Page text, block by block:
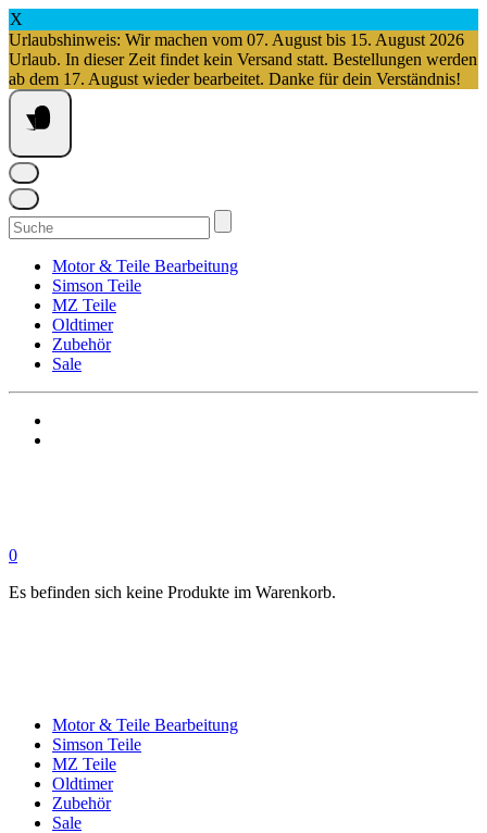
X
Urlaubshinweis: Wir machen vom 07. August bis 15. August 2026
Urlaub. In dieser Zeit findet kein Versand statt. Bestellungen werden
ab dem 17. August wieder bearbeitet. Danke für dein Verständnis!
Springe
zum
Inhalt
Suchen
nach:
Motor & Teile Bearbeitung
Simson Teile
MZ Teile
Oldtimer
Zubehör
Sale
0
Es befinden sich keine Produkte im Warenkorb.
Motor & Teile Bearbeitung
Simson Teile
MZ Teile
Oldtimer
Zubehör
Sale